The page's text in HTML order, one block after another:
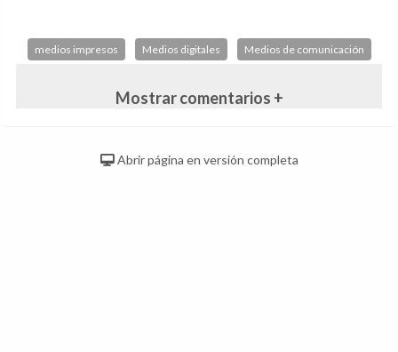
medios impresos Medios digitales Medios de comunicación
Mostrar comentarios +
Abrir página en versión completa